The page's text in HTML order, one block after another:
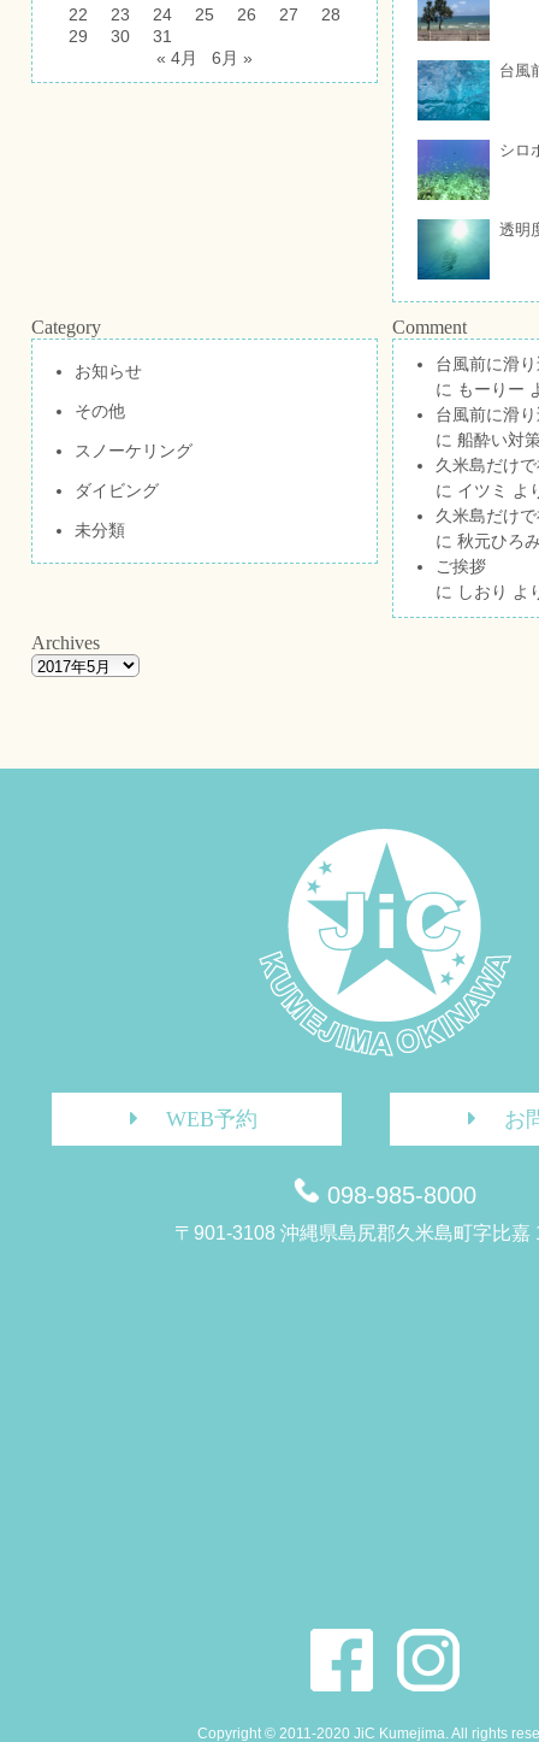
22
23 24 25 26 27
28
29
30
31
« 4月
6月 »
台風
シロ
透明
Category
お知らせ
その他
スノーケリング
ダイビング
未分類
Comment
台風前に滑
に もーりー
台風前に滑
に 船酔い対
久米島だけ
に イツミ
よ
久米島だけ
に 秋元ひろ
ご挨拶
に しおり よ
Archives
WEB予約 お
098-985-8000
〒901-3108 沖縄県島尻郡久米島町字比嘉
Copyright © 2011-2020 JiC Kumejima. All rights